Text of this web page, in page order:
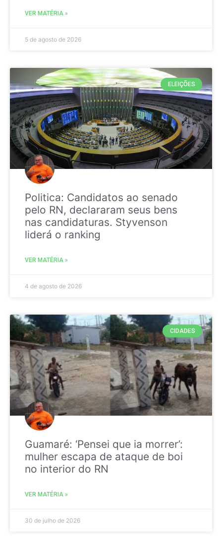
VER MATÉRIA »
5 de agosto de 2026
ELEIÇÕES
Politica: Candidatos ao senado
pelo RN, declararam seus bens
nas candidaturas. Styvenson
liderá o ranking
VER MATÉRIA »
4 de agosto de 2026
CIDADES
Guamaré: ‘Pensei que ia morrer’:
mulher escapa de ataque de boi
no interior do RN
VER MATÉRIA »
30 de julho de 2026